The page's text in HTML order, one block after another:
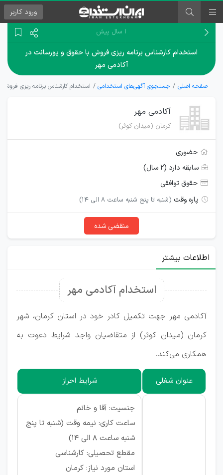
ورود کاربر
۱ سال پیش
استخدام کارشناس برنامه ریزی فروش با حقوق و پورسانت در
آکادمی مهر
صفحه اصلی جستجوی آگهی‌های استخدامی استخدام کارشناس برنامه ریزی
آکادمی مهر
کرمان (میدان کوثر)
حضوری
سابقه دارد (۲ سال)
حقوق توافقی
پاره وقت (شنبه تا پنج شنبه ساعت 8 الی 14)
منقضی شده
اطلاعات بیشتر
استخدام آکادمی مهر
آکادمی مهر جهت تکمیل کادر خود در استان کرمان، شهر
کرمان (میدان کوثر) از متقاضیان واجد شرایط دعوت به
همکاری می‌کند.
عنوان شغلی شرایط احراز
جنسیت: آقا و خانم
ساعت کاری: نیمه وقت (شنبه تا پنج
شنبه ساعت 8 الی 14)
مقطع تحصیلی: کارشناسی
استان مورد نیاز: کرمان